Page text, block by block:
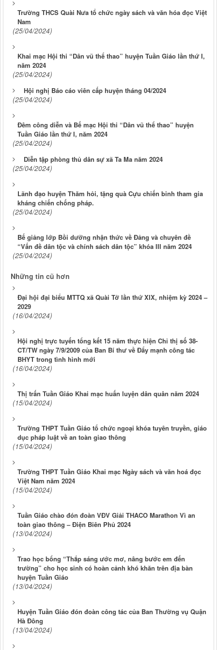
Trường THCS Quài Nưa tổ chức ngày sách và văn hóa đọc Việt
Nam
(25/04/2024)
Khai mạc Hội thi “Dân vũ thể thao” huyện Tuần Giáo lần thứ I,
năm 2024
(25/04/2024)
Hội nghị Báo cáo viên cấp huyện tháng 04/2024
(25/04/2024)
Đêm công diễn và Bế mạc Hội thi “Dân vũ thể thao” huyện
Tuần Giáo lần thứ I, năm 2024
(25/04/2024)
Diễn tập phòng thủ dân sự xã Ta Ma năm 2024
(25/04/2024)
Lãnh đạo huyện Thăm hỏi, tặng quà Cựu chiến binh tham gia
kháng chiến chống pháp.
(25/04/2024)
Bế giảng lớp Bồi dưỡng nhận thức về Đảng và chuyên đề
“Vấn đề dân tộc và chính sách dân tộc” khóa III năm 2024
(25/04/2024)
Những tin cũ hơn
Đại hội đại biểu MTTQ xã Quài Tở lần thứ XIX, nhiệm kỳ 2024 –
2029
(16/04/2024)
Hội nghị trực tuyến tổng kết 15 năm thực hiện Chỉ thị số 38-
CT/TW ngày 7/9/2009 của Ban Bí thư về Đẩy mạnh công tác
BHYT trong tình hình mới
(16/04/2024)
Thị trấn Tuần Giáo Khai mạc huấn luyện dân quân năm 2024
(15/04/2024)
Trường THPT Tuần Giáo tổ chức ngoại khóa tuyên truyền, giáo
dục pháp luật về an toàn giao thông
(15/04/2024)
Trường THPT Tuần Giáo Khai mạc Ngày sách và văn hoá đọc
Việt Nam năm 2024
(15/04/2024)
Tuần Giáo chào đón đoàn VĐV Giải THACO Marathon Vì an
toàn giao thông – Điện Biên Phủ 2024
(13/04/2024)
Trao học bổng “Thắp sáng ước mơ, nâng bước em đến
trường” cho học sinh có hoàn cảnh khó khăn trên địa bàn
huyện Tuần Giáo
(13/04/2024)
Huyện Tuần Giáo đón đoàn công tác của Ban Thường vụ Quận
Hà Đông
(13/04/2024)